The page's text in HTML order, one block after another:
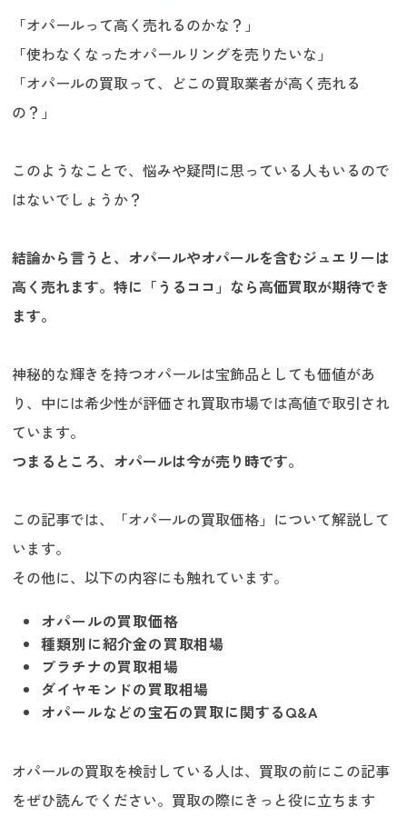
「オパールって高く売れるのかな？」
「使わなくなったオパールリングを売りたいな」
「オパールの買取って、どこの買取業者が高く売れる
の？」
このようなことで、悩みや疑問に思っている人もいるので
はないでしょうか？
結論から言うと、オパールやオパールを含むジュエリーは
高く売れます。特に「うるココ」なら高価買取が期待でき
ます。
神秘的な輝きを持つオパールは宝飾品としても価値があ
り、中には希少性が評価され買取市場では高値で取引され
ています。
つまるところ、オパールは今が売り時です。
この記事では、「オパールの買取価格」について解説して
います。
その他に、以下の内容にも触れています。
オパールの買取価格
種類別に紹介金の買取相場
プラチナの買取相場
ダイヤモンドの買取相場
オパールなどの宝石の買取に関するQ&A
オパールの買取を検討している人は、買取の前にこの記事
をぜひ読んでください。買取の際にきっと役に立ちます